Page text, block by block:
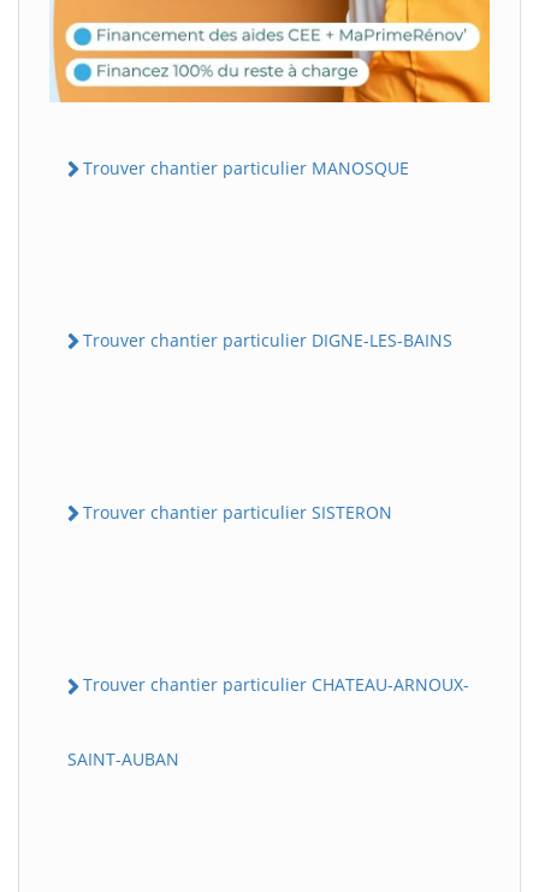
Trouver chantier particulier MANOSQUE
Trouver chantier particulier DIGNE-LES-BAINS
Trouver chantier particulier SISTERON
Trouver chantier particulier CHATEAU-ARNOUX-
SAINT-AUBAN